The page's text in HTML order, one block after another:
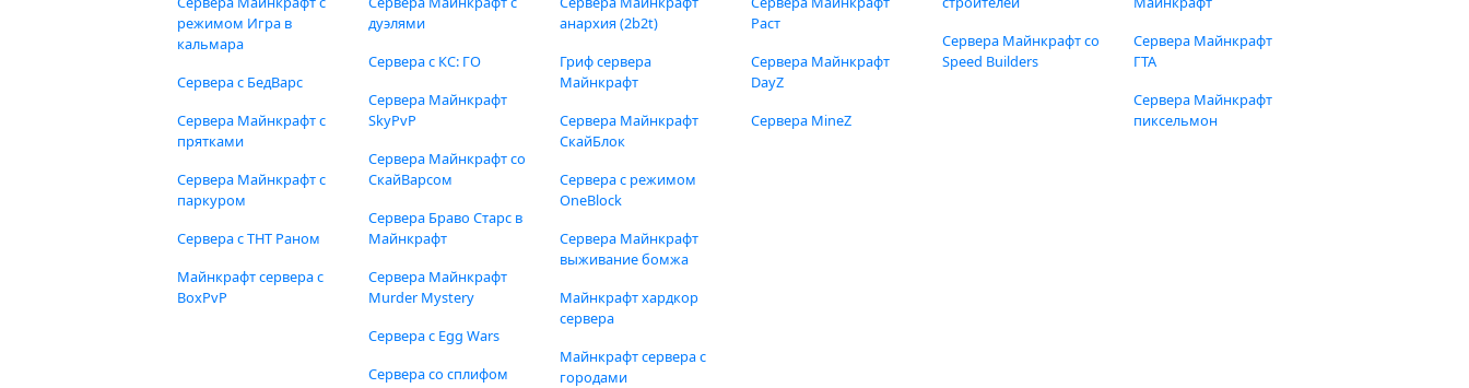
режимом Игра в
кальмара
Сервера с БедВарс
Сервера Майнкрафт с
прятками
Сервера Майнкрафт с
паркуром
Сервера с ТНТ Раном
Майнкрафт сервера с
BoxPvP
дуэлями
Сервера с КС: ГО
Сервера Майнкрафт
SkyPvP
Сервера Майнкрафт со
СкайВарсом
Сервера Браво Старс в
Майнкрафт
Сервера Майнкрафт
Murder Mystery
Сервера с Egg Wars
Сервера со сплифом
анархия (2b2t)
Гриф сервера
Майнкрафт
Сервера Майнкрафт
СкайБлок
Сервера с режимом
OneBlock
Сервера Майнкрафт
выживание бомжа
Майнкрафт хардкор
сервера
Майнкрафт сервера с
городами
Раст
Сервера Майнкрафт
DayZ
Сервера MineZ
Сервера Майнкрафт со
Speed Builders
Сервера Майнкрафт
ГТА
Сервера Майнкрафт
пиксельмон